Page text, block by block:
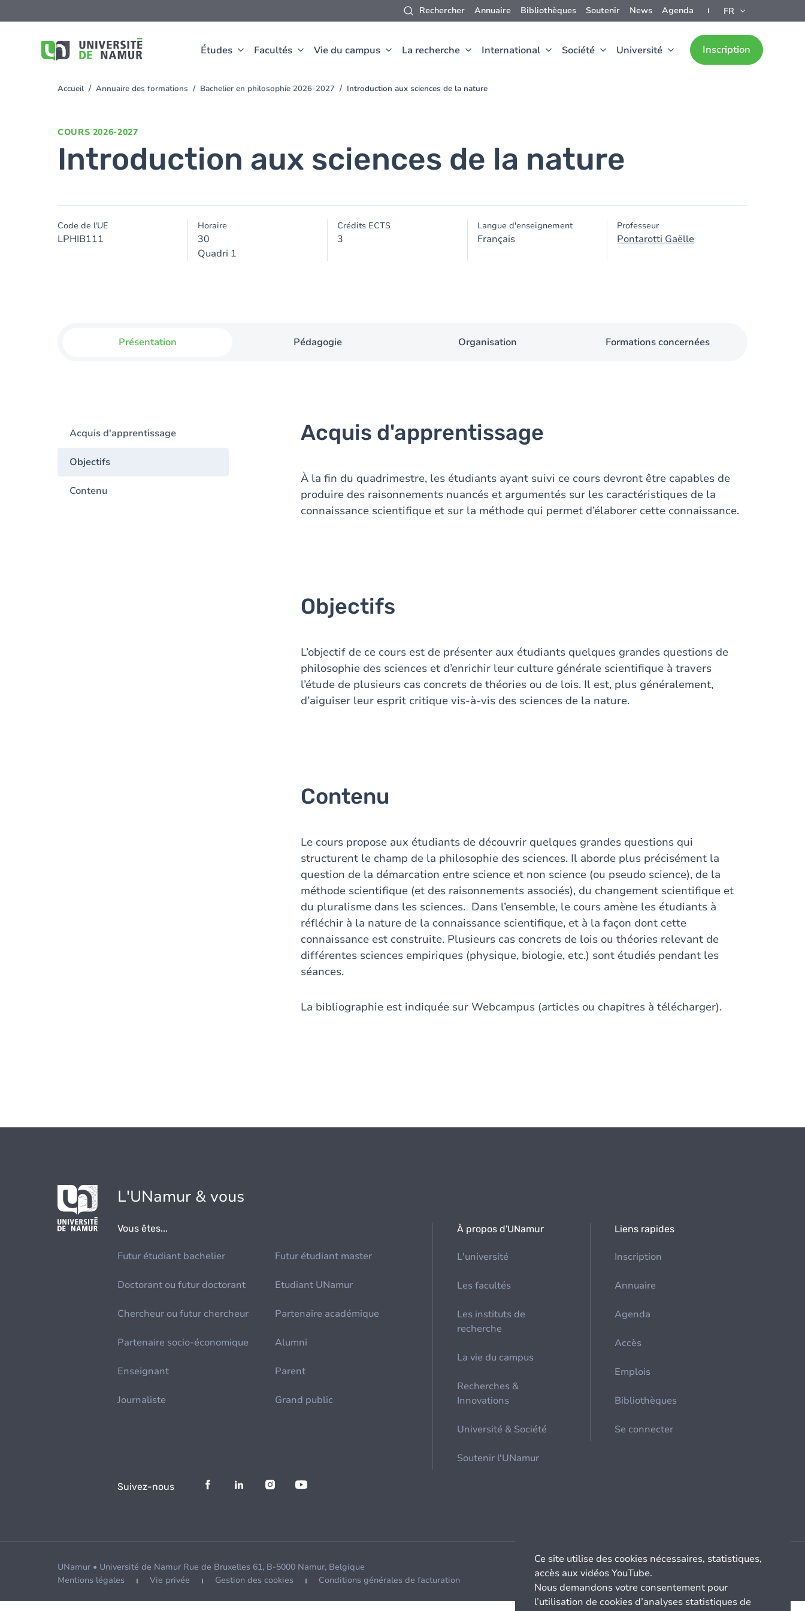
Rechercher Annuaire Bibliothèques Soutenir News Agenda FR
Études Facultés Vie du campus La recherche International Société Université Inscription
au
You
Accueil Annuaire des formations Bachelier en philosophie 2026-2027 Introduction aux sciences de la nature
COURS 2026-2027
Introduction aux sciences de la nature
Code de l'UE
LPHIB111
Horaire
30
Quadri 1
Crédits ECTS
3
Langue d'enseignement
Français
Professeur
Pontarotti Gaëlle
Présentation Pédagogie Organisation Formations concernées
Acquis d'apprentissage
Objectifs
Contenu
Acquis d'apprentissage
À la fin du quadrimestre, les étudiants ayant suivi ce cours devront être capables de
produire des raisonnements nuancés et argumentés sur les caractéristiques de la
connaissance scientifique et sur la méthode qui permet d’élaborer cette connaissance.
Objectifs
L’objectif de ce cours est de présenter aux étudiants quelques grandes questions de
philosophie des sciences et d’enrichir leur culture générale scientifique à travers
l’étude de plusieurs cas concrets de théories ou de lois. Il est, plus généralement,
d’aiguiser leur esprit critique vis-à-vis des sciences de la nature.
Contenu
Le cours propose aux étudiants de découvrir quelques grandes questions qui
structurent le champ de la philosophie des sciences. Il aborde plus précisément la
question de la démarcation entre science et non science (ou pseudo science), de la
méthode scientifique (et des raisonnements associés), du changement scientifique et
du pluralisme dans les sciences. Dans l’ensemble, le cours amène les étudiants à
réfléchir à la nature de la connaissance scientifique, et à la façon dont cette
connaissance est construite. Plusieurs cas concrets de lois ou théories relevant de
différentes sciences empiriques (physique, biologie, etc.) sont étudiés pendant les
séances.
La bibliographie est indiquée sur Webcampus (articles ou chapitres à télécharger).
L'UNamur & vous
Vous êtes...
Futur étudiant bachelier Futur étudiant master
Doctorant ou futur doctorant Etudiant UNamur
Chercheur ou futur chercheur Partenaire académique
Partenaire socio-économique Alumni
Enseignant Parent
Journaliste Grand public
À propos d'UNamur
L'université
Les facultés
Les instituts de
recherche
La vie du campus
Recherches &
Innovations
Université & Société
Soutenir l'UNamur
Liens rapides
Inscription
Annuaire
Agenda
Accès
Emplois
Bibliothèques
Se connecter
Suivez-nous
UNamur • Université de Namur Rue de Bruxelles 61, B-5000 Namur, Belgique
Mentions légales
Vie privée Gestion des cookies Conditions générales de facturation
Ce site utilise des cookies nécessaires, statistiques,
accès aux vidéos YouTube.
Nous demandons votre consentement pour
l’utilisation de cookies d’analyses statistiques de